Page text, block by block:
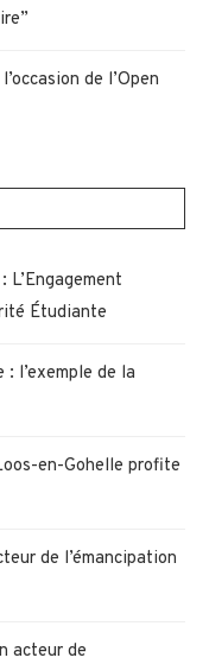
de l’Open
Étudiante
: l’exemple de la
en-Gohelle profite
de l’émancipation
acteur de